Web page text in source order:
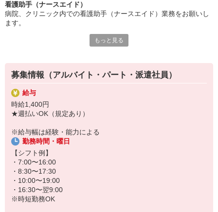
誰かを支えたり、信頼関係を築いたり、
喜んでもらえたり・・・
人への思いやり、優しい気持ちを大切に働きたい方に
ぜひチャレンジしていただきたいお仕事です。
ベッドメイクや病室清掃などの入院環境の整備をお任せ。
患者さんの身の回りのお世話をすることが多いため、
元気に退院された時などに「ありがとう」と感謝の言葉をいただ
くことも。
そんな時は特にやりがいを感じられます。
勤務場所やワークスタイル、環境など・・・
遠慮なく希望を聞かせてください◎
あなたがイキイキと活躍できる場をご紹介します！
看護助手（ナースエイド）
病院、クリニック内での看護助手（ナースエイド）業務をお願いし
ます。
・医療器具の洗浄や消毒
・シーツ交換やベッドメイキング
・伝票や診療材料等の補充、整理
・診療補助
・メッセンジャー業務
など
★無資格・未経験OK！未経験から医療業界デビューできちゃいます
★病院、クリニック内は冷暖房完備！いつでも快適にお仕事できま
すよ！
あなたのスキルに合わせて少しずつお仕事をお願いしていきます。
20代・30代・40代・50代・60代、
もっと見る
募集情報（アルバイト・パート・派遣社員）
給与
時給1,400円
★週払いOK（規定あり）
※給与幅は経験・能力による
勤務時間・曜日
【シフト例】
・7:00〜16:00
・8:30〜17:30
・10:00〜19:00
・16:30〜翌9:00
※時短勤務OK